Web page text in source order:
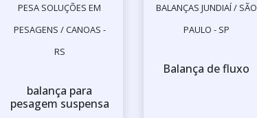
PESA SOLUÇÕES EM
PESAGENS / CANOAS -
RS
balança para
pesagem suspensa
BALANÇAS JUNDIAÍ / SÃO
PAULO - SP
Balança de fluxo